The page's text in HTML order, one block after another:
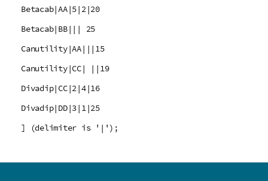
Betacab|AA|5|2|20
Betacab|BB||| 25
Canutility|AA|||15
Canutility|CC| ||19
Divadip|CC|2|4|16
Divadip|DD|3|1|25
] (delimiter is '|');